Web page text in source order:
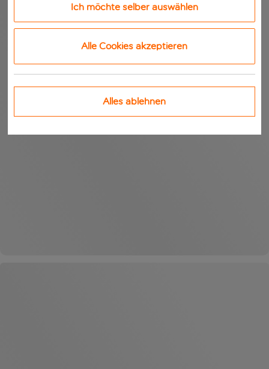
Ich möchte selber auswählen
Alle Cookies akzeptieren
Alles ablehnen